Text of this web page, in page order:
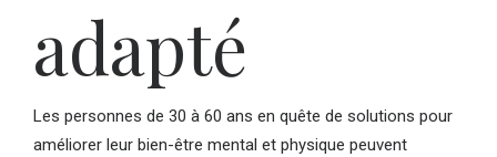
adapté
Les personnes de 30 à 60 ans en quête de solutions pour
améliorer leur bien-être mental et physique peuvent